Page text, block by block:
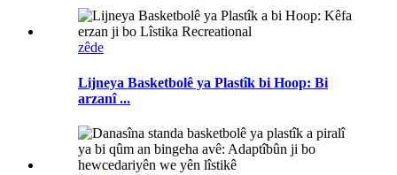
zêde
Lijneya Basketbolê ya Plastîk bi Hoop: Bi
arzanî ...